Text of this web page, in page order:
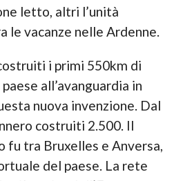
letto, altri l’unità
le vacanze nelle Ardenne.
i primi 550km di
all’avanguardia in
nuova invenzione. Dal
costruiti 2.500. Il
fu tra Bruxelles e Anversa,
del paese. La rete